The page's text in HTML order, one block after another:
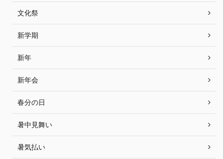
文化祭
新学期
新年
新年会
春分の日
暑中見舞い
暑気払い